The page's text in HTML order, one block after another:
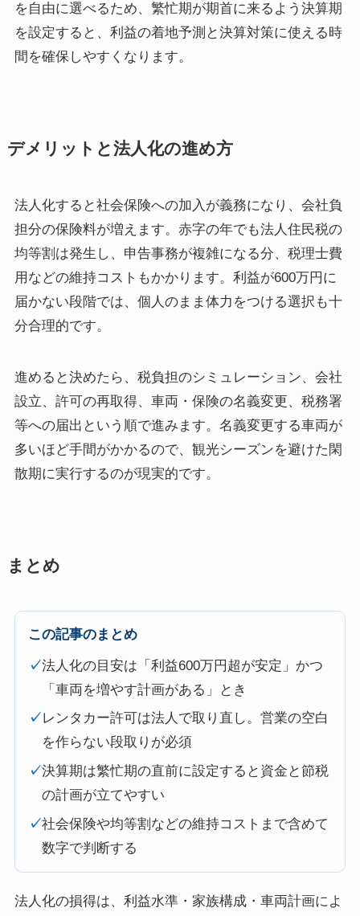
を自由に選べるため、繁忙期が期首に来るよう決算期
を設定すると、利益の着地予測と決算対策に使える時
間を確保しやすくなります。
デメリットと法人化の進め方
法人化すると社会保険への加入が義務になり、会社負
担分の保険料が増えます。赤字の年でも法人住民税の
均等割は発生し、申告事務が複雑になる分、税理士費
用などの維持コストもかかります。利益が600万円に
届かない段階では、個人のまま体力をつける選択も十
分合理的です。
進めると決めたら、税負担のシミュレーション、会社
設立、許可の再取得、車両・保険の名義変更、税務署
等への届出という順で進みます。名義変更する車両が
多いほど手間がかかるので、観光シーズンを避けた閑
散期に実行するのが現実的です。
まとめ
この記事のまとめ
✓法人化の目安は「利益600万円超が安定」かつ
「車両を増やす計画がある」とき
✓レンタカー許可は法人で取り直し。営業の空白
を作らない段取りが必須
✓決算期は繁忙期の直前に設定すると資金と節税
の計画が立てやすい
✓社会保険や均等割などの維持コストまで含めて
数字で判断する
法人化の損得は、利益水準・家族構成・車両計画によ